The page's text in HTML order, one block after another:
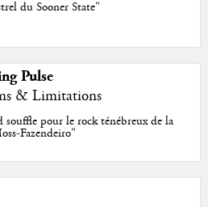
du Sooner State"
Pulse
& Limitations
souffle pour le rock ténébreux de la
Fazendeiro"